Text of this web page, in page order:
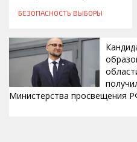
БЕЗОПАСНОСТЬ ВЫБОРЫ
Министерства просвещения